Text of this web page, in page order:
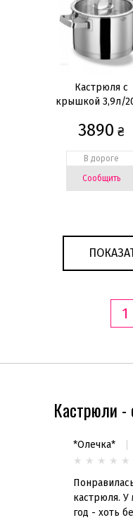
Кастрюля с
крышкой 3,9л/
3890 ₴
В дороге
Сообщить
1
Кастрюли -
*Олечка*
★ ★ ★ ★ ★
кастрюля. У
год - хоть